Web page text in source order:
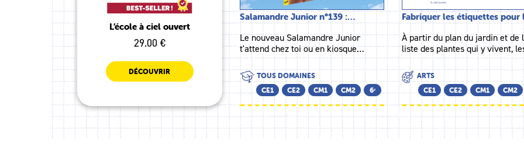
L’école à ciel ouvert
29.00 €
DÉCOUVRIR
Salamandre Junior n°139 :…
Le nouveau Salamandre Junior
t'attend chez toi ou en kiosque…
TOUS DOMAINES
CE1
CE2 CM1 CM2 6ᵉ
Fabriquer les étiquettes
À partir du plan du jardin et de
liste des plantes qui y vivent,
ARTS
CE1
CE2 CM1 CM2